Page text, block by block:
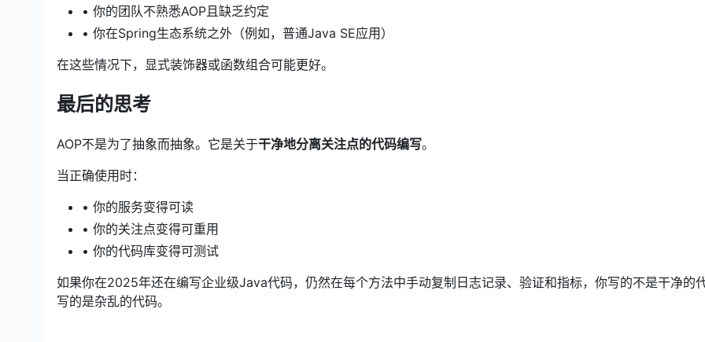
• 你的团队不熟悉AOP且缺乏约定
• 你在Spring生态系统之外（例如，普通Java SE应用）
在这些情况下，显式装饰器或函数组合可能更好。
最后的思考
AOP不是为了抽象而抽象。它是关于干净地分离关注点的代码编写。
当正确使用时：
• 你的服务变得可读
• 你的关注点变得可重用
• 你的代码库变得可测试
如果你在2025年还在编写企业级Java代码，仍然在每个方法中手动复制日志记录、验证和指标，你写的不是干净的
写的是杂乱的代码。